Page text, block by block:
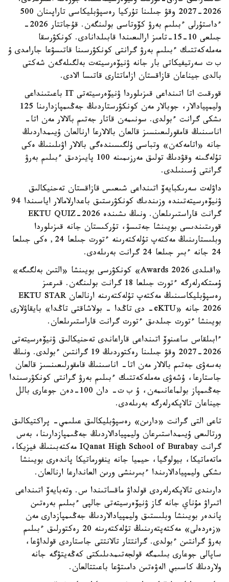
2026-2027 وقۋ جىلىنا تۇركيا رەسپۋبليكاسى تاراپىنان 500
ءداستۇرلى ءبىلىم بەرۋ كۆوتاسى بولىنگەن. قۇجاتتار 2026-
جىلعى 10-15-تامىز ارالىعىندا قابىلدانادى. كونكۋرسقا
مەملەكەتتىك ءبىلىم بەرۋ گرانتى كونكۋرسىنا قاتىسۋعا جارامدى ۇ
ب ت سەرتيفيكاتى بار جانە ۋنيۆەرسيتەت بەلگىلەگەن شەكتى
بالدى جيناعان قازاقستان ازاماتتارى قاتىسا الادى.
قورقىت اتا اتىنداعى قىزىلوردا ۋنيۆەرسيتەتى IT باعىتىنداعى
وليمپيادالار، جوبالار مەن كونكۋرستاردىڭ جەڭىمپازدارىنا 125
ىشكى گرانت ءبولدى. سونىمەن قاتار جەتىم بالالار مەن اتا-
اناسىنىڭ قامقورلىعىنسىز قالعان بالالارعا ارنالعان ۇيىمداردىڭ
جانە «اتامەكەن» وتباسى ۇلگىسىندەگى بالالار اۋىلىنىڭ ەكى
تۇلەگىنە وقۋدىڭ تولىق مەرزىمىنە 100 پايىزدىق ءبىلىم بەرۋ
گرانتى ۇسىنىلدى.
داۋلەت سەرىكبايەۆ اتىنداعى شىعىس قازاقستان تەحنيكالىق
ۋنيۆەرسيتەتىندە وزىندىك كونكۋرستىق باعدارلامالار اياسىندا 94
گرانت قاراستىرىلعان. ونىڭ ىشىندە EKTU QUIZ-2026
قورىتىندىسى بويىنشا جەتىسۋ، تۇركىستان جانە قىزىلوردا
وبلىستارىنىڭ مەكتەپ تۇلەكتەرىنە ءتورت جىلعا 24, ەكى جىلعا
24 جانە ءبىر جىلعا 24 گرانت بەرىلەدى.
«اقىلدى Awards 2026» كونكۋرسى بويىنشا «التىن بەلگىگە»
ۇمىتكەرلەرگە ءتورت جىلعا 18 گرانت بولىنگەن. قىرعىز
رەسپۋبليكاسىنىڭ مەكتەپ تۇلەكتەرىنە ارنالعان EKTU STAR
2026 جانە «eKTU- دى تاڭدا - بولاشاقتى تاڭدا» بايقاۋلارى
بويىنشا ءتورت جىلدىق ءتورت گرانت قاراستىرىلعان.
ءابىلقاس ساعىنوۆ اتىنداعى قاراعاندى تەحنيكالىق ۋنيۆەرسيتەتى
2026-2027 وقۋ جىلىنا رەكتوردىڭ 19 گرانتىن ءبولدى. ونىڭ
بەسەۋى جەتىم بالالار مەن اتا- اناسىنىڭ قامقورلىعىنسىز قالعان
جاستارعا، ۇشەۋى مەملەكەتتىك ءبىلىم بەرۋ گرانتى كونكۋرسىندا
جەڭىمپاز بولماعانىمەن، ۇ ب ت- دان 100-دەن جوعارى بالل
جيناعان تالاپكەرلەرگە بەرىلەدى.
تاعى التى گرانت «دارىن» رەسپۋبليكالىق عىلىمي- پراكتيكالىق
ورتالىعى ۇيىمداستىرعان وليمپيادالاردىڭ جەڭىمپازدارىنا، بەس
گرانت IQanat High School of Burabay مەكتەبىنىڭ فيزيكا،
ماتەماتيكا، بيولوگيا، حيميا جانە ينفورماتيكا پاندەرى بويىنشا
ىشكى وليمپيادالارىندا ءبىرىنشى ورىن العاندارعا ارنالعان.
دارىندى تالاپكەرلەردى قولداۋ ماقساتىندا س. وتەبايەۆ اتىنداعى
اتىراۋ مۇناي جانە گاز ۋنيۆەرسيتەتى جالپى ءبىلىم بەرەتىن
پاندەر بويىنشا وبلىستىق وليمپيادالاردىڭ جەڭىمپازدارى مەن
«زەردەلى» مەكتەپتەرىنىڭ تۇلەكتەرىنە 20 رەكتورلىق ءبىلىم
بەرۋ گرانتىن ءبولدى. گرانتتار تالانتتى جاستاردى قولداۋعا،
ساپالى جوعارى بىلىمگە قولجەتىمدىلىكتى كەڭەيتۋگە جانە
ولاردىڭ كاسىبي الەۋەتىن دامىتۋعا باعىتتالعان.